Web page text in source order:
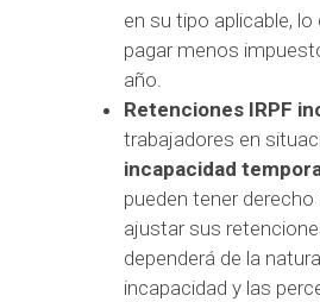
en su tipo aplicable,
pagar menos
año.
Retenciones IRPF
trabajadores en
incapacidad
pueden tener derecho
ajustar sus
dependerá de la
incapacidad y las